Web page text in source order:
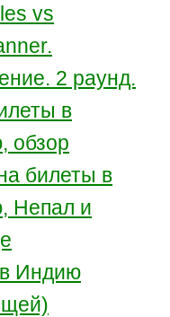
vs
2 раунд.
в
обзор
билеты в
Непал и
в Индию